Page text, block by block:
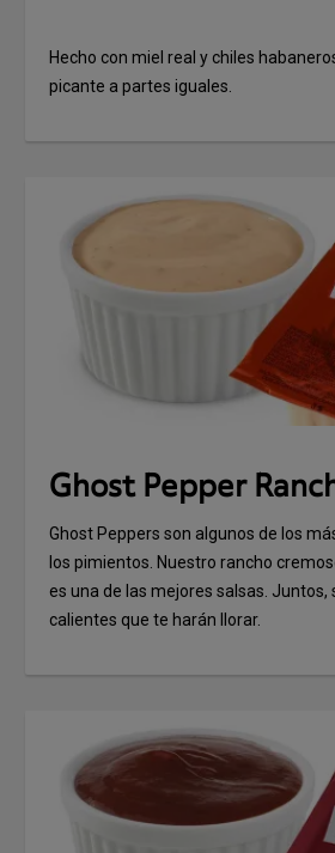
Hecho con miel real y chiles
picante a partes iguales.
Ghost Pepper
Ghost Peppers son algunos de los
los pimientos. Nuestro rancho
es una de las mejores salsas. Juntos,
calientes que te harán llorar.